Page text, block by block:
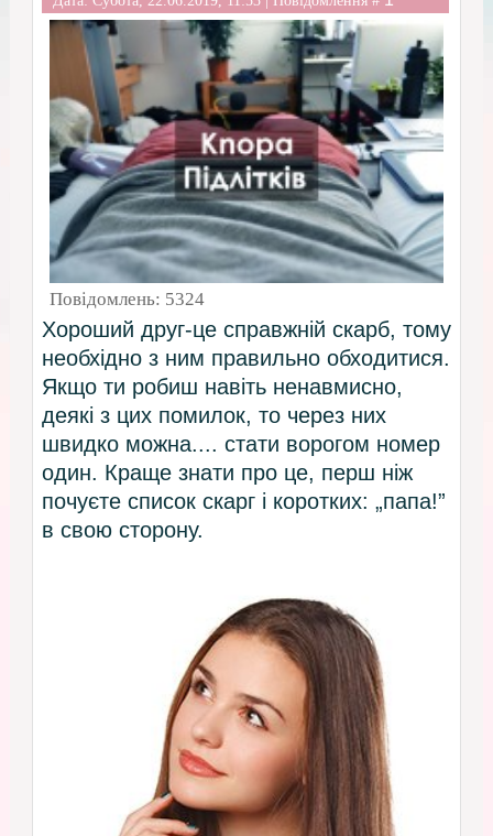
Повідомлень: 5324
Хороший друг-це справжній скарб, тому
необхідно з ним правильно обходитися.
Якщо ти робиш навіть ненавмисно,
деякі з цих помилок, то через них
швидко можна.... стати ворогом номер
один. Краще знати про це, перш ніж
почуєте список скарг і коротких: „папа!”
в свою сторону.